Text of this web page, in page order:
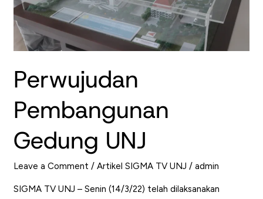
Perwujudan
Pembangunan
Gedung UNJ
Leave a Comment /Artikel SIGMA TV UNJ /admin
SIGMA TV UNJ – Senin (14/3/22) telah dilaksanakan